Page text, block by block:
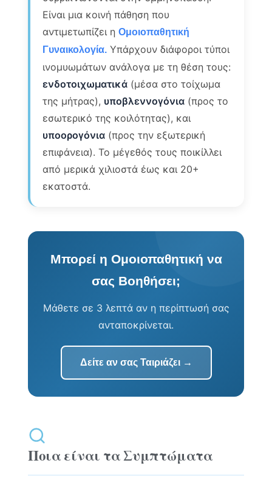
Είναι μια κοινή πάθηση που
αντιμετωπίζει ηΟμοιοπαθητική
Γυναικολογία. Υπάρχουν διάφοροι τύποι
ινομυωμάτων ανάλογα με τη θέση τους:
ενδοτοιχωματικά (μέσα στο τοίχωμα
της μήτρας), υποβλεννογόνια (προς το
εσωτερικό της κοιλότητας), και
υποορογόνια (προς την εξωτερική
επιφάνεια). Το μέγεθός τους ποικίλλει
από μερικά χιλιοστά έως και 20+
εκατοστά.
Μπορεί η Ομοιοπαθητική να
σας Βοηθήσει;
Μάθετε σε 3 λεπτά αν η περίπτωσή σας
ανταποκρίνεται.
Δείτε αν σας Ταιριάζει →
Ποια είναι τα Συμπτώματα